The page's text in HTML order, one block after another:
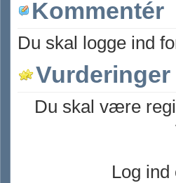
Kommentér
Du skal logge ind
Vurderinger
Du skal være
Log ind